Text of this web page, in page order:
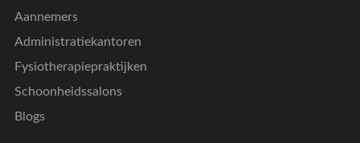
Aannemers
Administratiekantoren
Fysiotherapiepraktijken
Schoonheidssalons
Blogs